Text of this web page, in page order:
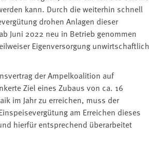
kann. Durch die weiterhin schnell
drohen Anlagen dieser
Juni 2022 neu in Betrieb genommen
Eigenversorgung unwirtschaftlich
der Ampelkoalition auf
Ziel eines Zubaus von ca. 16
im Jahr zu erreichen, muss der
am Erreichen dieses
hierfür entsprechend überarbeitet